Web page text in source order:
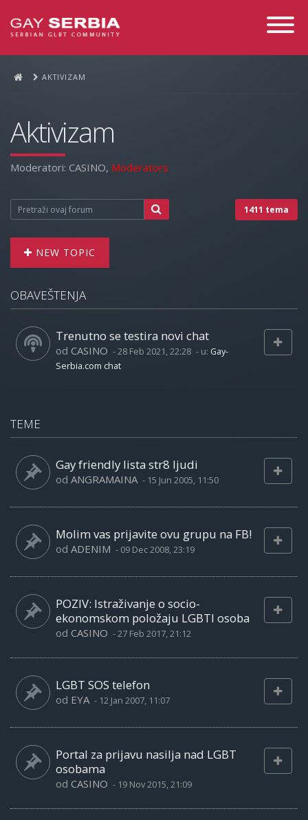
Toggle
AKTIVIZAM
Aktivizam
Moderatori: CASINO, Moderators
1411 tema
NEW TOPIC
OBAVEŠTENJA
Trenutno se testira novi chat
od CASINO -28 Feb 2021, 22:28 - u: Gay-
Serbia.com chat
TEME
Gay friendly lista str8 ljudi
od ANGRAMAINA - 15 Jun 2005, 11:50
Molim vas prijavite ovu grupu na FB!
od ADENIM - 09 Dec 2008, 23:19
POZIV: Istraživanje o socio-
ekonomskom položaju LGBTI osoba
od CASINO -27 Feb 2017, 21:12
LGBT SOS telefon
od EYA - 12 Jan 2007, 11:07
Portal za prijavu nasilja nad LGBT
osobama
od CASINO - 19 Nov 2015, 21:09